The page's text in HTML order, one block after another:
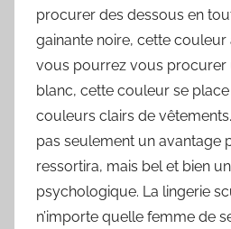
procurer des dessous en
gainante noire, cette couleur
vous pourrez vous procurer
blanc, cette couleur se
couleurs clairs de
pas seulement un avantage
ressortira, mais bel et bien
psychologique. La lingerie
n’importe quelle femme de